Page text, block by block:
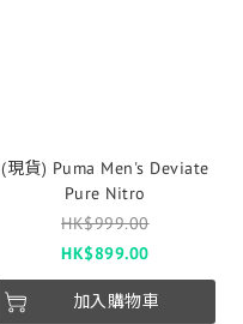
(現貨) Puma Men's Deviate
Pure Nitro
HK$999.00
HK$899.00
加入購物車